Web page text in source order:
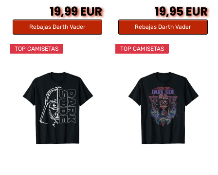
19,99 EUR
Rebajas Darth Vader
19,95 EUR
Rebajas Darth Vader
TOP CAMISETAS TOP CAMISETAS